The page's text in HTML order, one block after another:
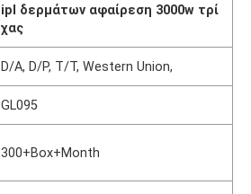
ipl δερμάτων αφαίρεση 3000w τρί
χας
D/A, D/P, T/T, Western Union,
GL095
300+Box+Month